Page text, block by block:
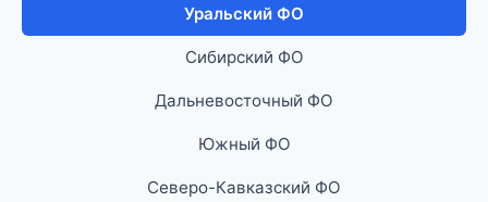
Уральский ФО
Сибирский ФО
Дальневосточный ФО
Южный ФО
Северо-Кавказский ФО